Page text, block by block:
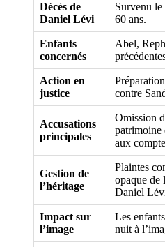
Décès de
Daniel Lévi
Survenu le
60 ans.
Enfants
concernés
Abel,
Action en
justice
contre
Accusations
principales
Omission
patrimoine
aux
Gestion de
l’héritage
Plaintes
opaque de
Daniel
Impact sur
l’image
Les
nuit à